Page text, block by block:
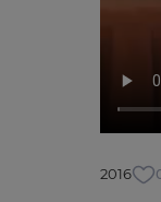
2016